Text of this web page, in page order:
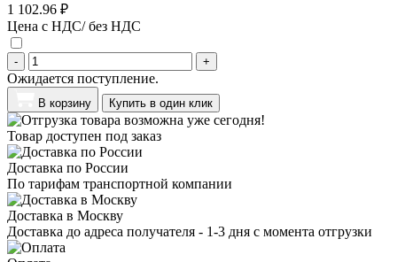
1 102.96 ₽
Цена с НДС/ без НДС
- +
Ожидается поступление.
В корзину Купить в один клик
Товар доступен под заказ
Доставка по России
По тарифам транспортной компании
Доставка в Москву
Доставка до адреса получателя - 1-3 дня с момента отгрузки